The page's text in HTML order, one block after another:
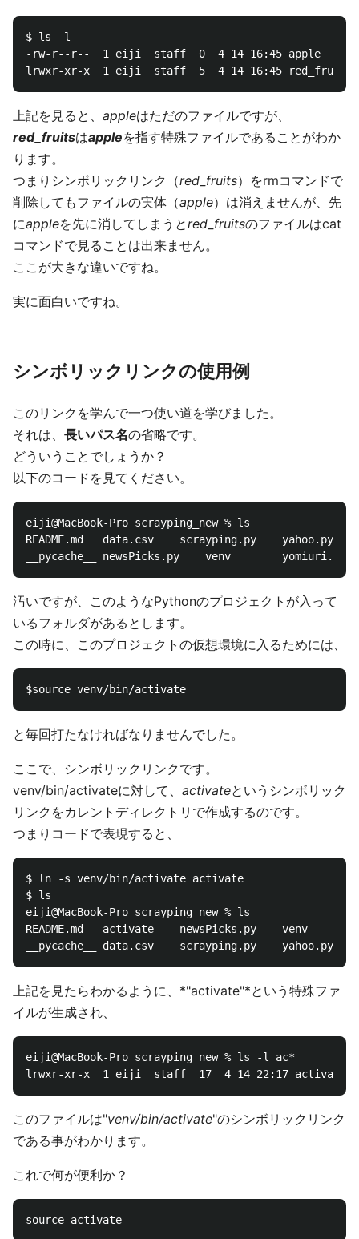
$ ls -l
-rw-r--r--  1 eiji  staff  0  4 14 16:45 apple
上記を見ると、 appleはただのファイルですが、
red_fruitsはappleを指す特殊ファイルであることがわか
ります。
つまりシンボリックリンク（red_fruits）をrmコマンドで
削除してもファイルの実体（apple）は消えませんが、先
にappleを先に消してしまうとred_fruitsのファイルはcat
コマンドで見ることは出来ません。
ここが大きな違いですね。
実に面白いですね。
シンボリックリンクの使用例
このリンクを学んで一つ使い道を学びました。
それは、 長いパス名の省略です。
どういうことでしょうか？
以下のコードを見てください。
eiji@MacBook-Pro scrayping_new % ls
README.md	data.csv	scrayping.py	yahoo.py
汚いですが、このようなPythonのプロジェクトが入って
いるフォルダがあるとします。
この時に、このプロジェクトの仮想環境に入るためには、
と毎回打たなければなりませんでした。
ここで、シンボリックリンクです。
venv/bin/activateに対して、 activateというシンボリック
リンクをカレントディレクトリで作成するのです。
つまりコードで表現すると、
$ ln -s venv/bin/activate activate
$ ls
eiji@MacBook-Pro scrayping_new % ls
README.md	activate	newsPicks.py	venv		yomiuri.py
上記を見たらわかるように、*"activate"*という特殊ファ
イルが生成され、
eiji@MacBook-Pro scrayping_new % ls -l ac*
このファイルは"venv/bin/activate"のシンボリックリンク
である事がわかります。
これで何が便利か？